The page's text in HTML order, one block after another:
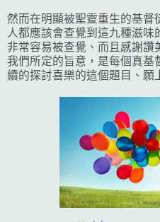
然而在明顯被聖靈重生的基督
人都應該會查覺到這九種滋
非常容易被查覺、而且感謝讚
我們所定的旨意，是每個真基
續的探討喜樂的這個題目、願